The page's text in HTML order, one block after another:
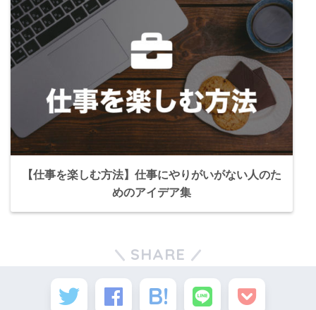
【仕事を楽しむ方法】仕事にやりがいがない人のた
めのアイデア集
SHARE